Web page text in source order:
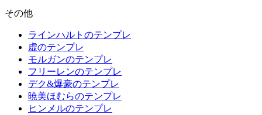
その他
ラインハルトのテンプレ
虚のテンプレ
モルガンのテンプレ
フリーレンのテンプレ
デク&爆豪のテンプレ
暁美ほむらのテンプレ
ヒンメルのテンプレ